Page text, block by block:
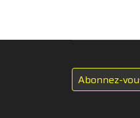
Abonnez-